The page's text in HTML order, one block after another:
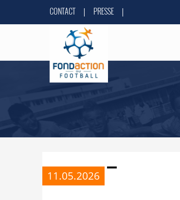
CONTACT | PRESSE |
11.05.2026